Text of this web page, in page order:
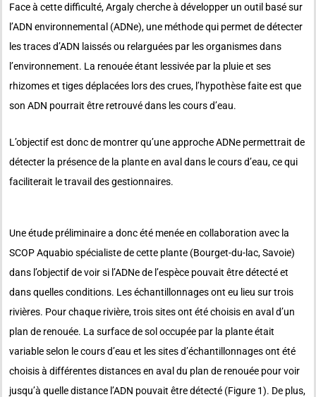
Face à cette difficulté, Argaly cherche à développer un outil basé sur
l’ADN environnemental (ADNe), une méthode qui permet de détecter
les traces d’ADN laissés ou relarguées par les organismes dans
l’environnement. La renouée étant lessivée par la pluie et ses
rhizomes et tiges déplacées lors des crues, l’hypothèse faite est que
son ADN pourrait être retrouvé dans les cours d’eau.
L’objectif est donc de montrer qu’une approche ADNe permettrait de
détecter la présence de la plante en aval dans le cours d’eau, ce qui
faciliterait le travail des gestionnaires.
Une étude préliminaire a donc été menée en collaboration avec la
SCOP Aquabio spécialiste de cette plante (Bourget-du-lac, Savoie)
dans l’objectif de voir si l’ADNe de l’espèce pouvait être détecté et
dans quelles conditions. Les échantillonnages ont eu lieu sur trois
rivières. Pour chaque rivière, trois sites ont été choisis en aval d’un
plan de renouée. La surface de sol occupée par la plante était
variable selon le cours d’eau et les sites d’échantillonnages ont été
choisis à différentes distances en aval du plan de renouée pour voir
jusqu’à quelle distance l’ADN pouvait être détecté (Figure 1). De plus,